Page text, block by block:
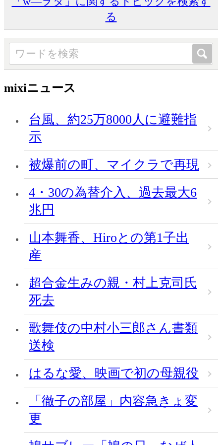
る
mixiニュース
台風、約25万8000人に避難指
示
被爆前の町、マイクラで再現
4・30の為替介入、過去最大6
兆円
山本舞香、Hiroとの第1子出
産
超合金生みの親・村上克司氏
死去
歌舞伎の中村小三郎さん書類
送検
はるな愛、映画で初の母親役
「徹子の部屋」内容急きょ変
更